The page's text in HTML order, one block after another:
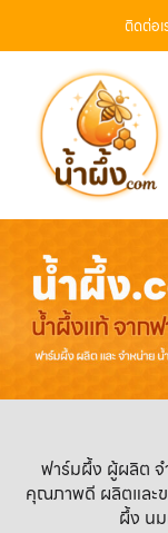
ติดต่อเ
ฟาร์มผึ้ง ผู้ผลิต จ
คุณภาพดี ผลิตและ
ผึ้ง น